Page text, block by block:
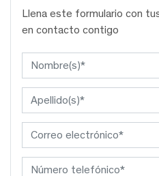
Llena este formulario con
en contacto contigo